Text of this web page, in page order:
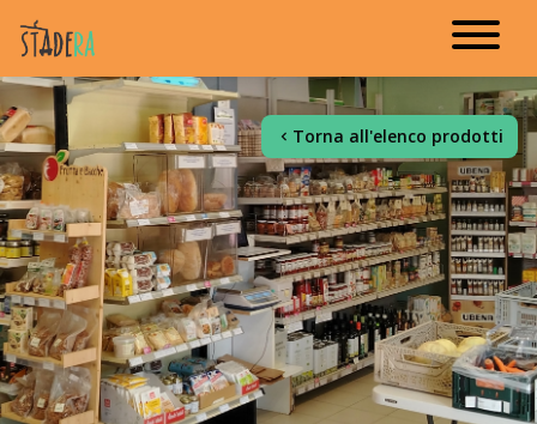
Torna all'elenco prodotti